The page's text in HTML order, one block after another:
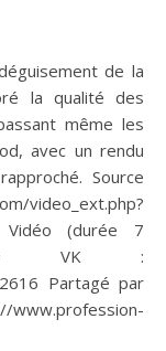
la qualité des
même les
avec un rendu
Source
Vidéo (durée 7
VK :
Partagé par